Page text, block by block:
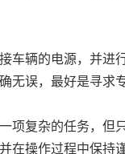
车辆的电源，并进
无误，最好是寻求
项复杂的任务，
在操作过程中保持